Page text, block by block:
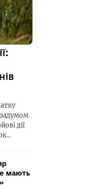
задумом
дії
мають